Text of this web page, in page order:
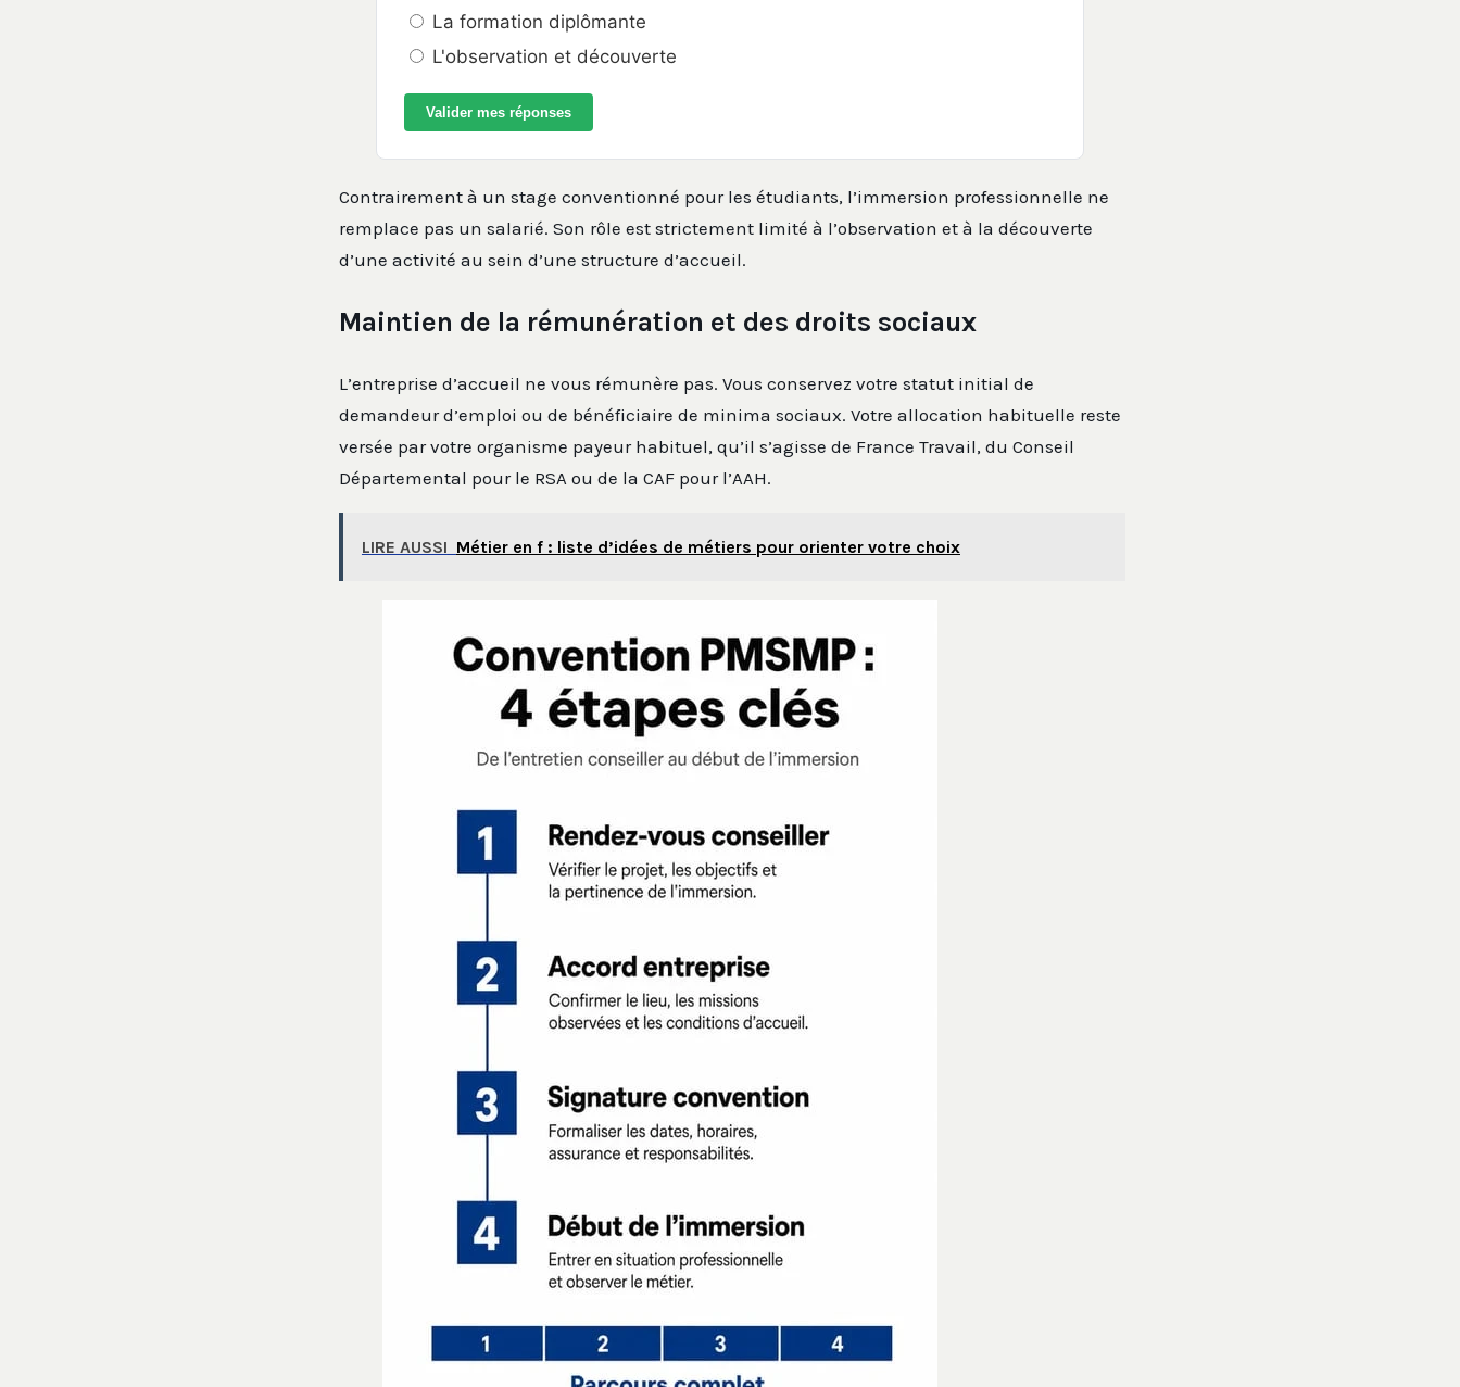
La formation diplômante
L'observation et découverte
Valider mes réponses
Contrairement à un stage conventionné pour les étudiants, l’immersion professionnelle ne
remplace pas un salarié. Son rôle est strictement limité à l’observation et à la découverte
d’une activité au sein d’une structure d’accueil.
Maintien de la rémunération et des droits sociaux
L’entreprise d’accueil ne vous rémunère pas. Vous conservez votre statut initial de
demandeur d’emploi ou de bénéficiaire de minima sociaux. Votre allocation habituelle reste
versée par votre organisme payeur habituel, qu’il s’agisse de France Travail, du Conseil
Départemental pour le RSA ou de la CAF pour l’AAH.
LIRE AUSSI Métier en f : liste d’idées de métiers pour orienter votre choix